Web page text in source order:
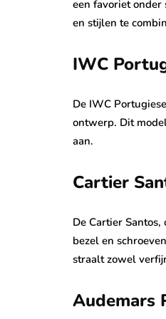
een favoriet onder
en stijlen te
IWC
De IWC
ontwerp. Dit
aan.
Cartier
De Cartier
bezel en
straalt zowel
Audemars